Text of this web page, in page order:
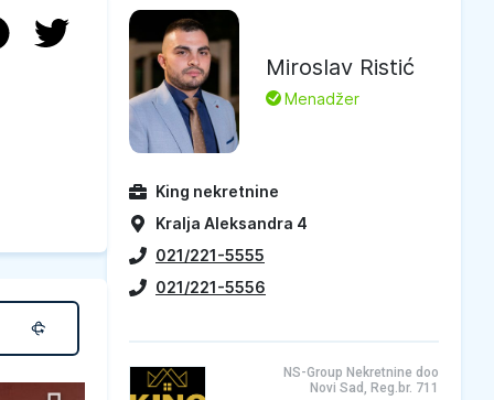
Miroslav Ristić
L Menadžer
King nekretnine
Kralja Aleksandra 4
021/221-5555
021/221-5556
NS-Group Nekretnine doo
Novi Sad, Reg.br. 711